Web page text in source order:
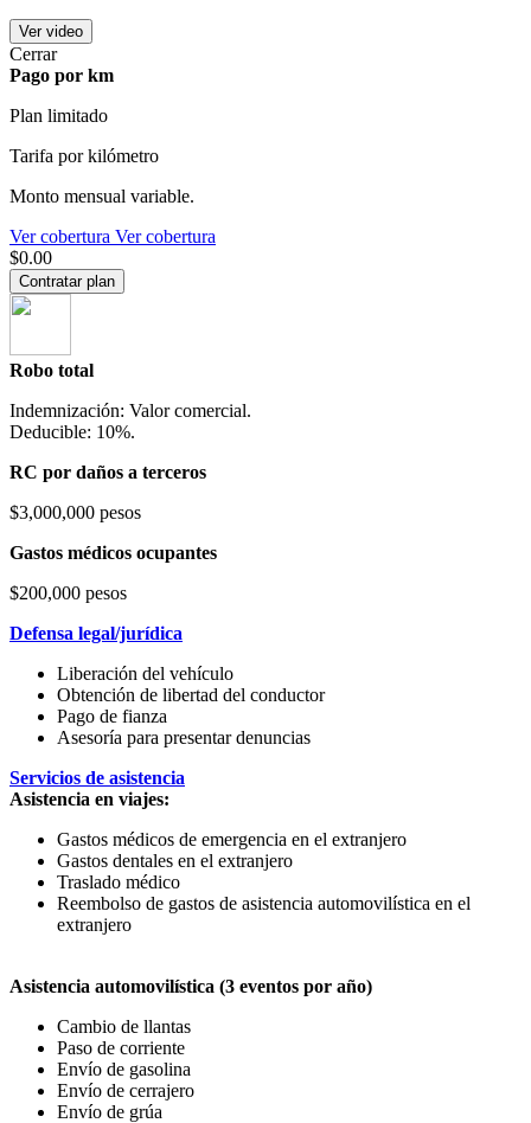
Ver video
Cerrar
Pago por km
Plan limitado
Tarifa por kilómetro
Monto mensual variable.
Ver cobertura Ver cobertura
$0.00
Contratar plan
Robo total
Indemnización: Valor comercial.
Deducible: 10%.
RC por daños a terceros
$3,000,000 pesos
Gastos médicos ocupantes
$200,000 pesos
Defensa legal/jurídica
Liberación del vehículo
Obtención de libertad del conductor
Pago de fianza
Asesoría para presentar denuncias
Servicios de asistencia
Asistencia en viajes:
Gastos médicos de emergencia en el extranjero
Gastos dentales en el extranjero
Traslado médico
Reembolso de gastos de asistencia automovilística en el
extranjero
Asistencia automovilística (3 eventos por año)
Cambio de llantas
Paso de corriente
Envío de gasolina
Envío de cerrajero
Envío de grúa